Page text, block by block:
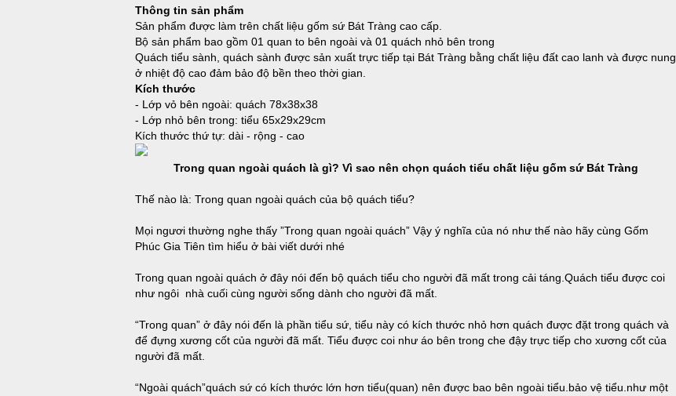
Thông tin sản phẩm
Sản phẩm được làm trên chất liệu gốm sứ Bát Tràng cao cấp.
Bộ sản phẩm bao gồm 01 quan to bên ngoài và 01 quách nhỏ bên trong
Quách tiểu sành, quách sành được sản xuất trực tiếp tại Bát Tràng bằng chất liệu đất cao lanh và được nung
ở nhiệt độ cao đảm bảo độ bền theo thời gian.
Kích thước
- Lớp vỏ bên ngoài: quách 78x38x38
- Lớp nhỏ bên trong: tiểu 65x29x29cm
Kích thước thứ tự: dài - rộng - cao
Trong quan ngoài quách là gì? Vì sao nên chọn quách tiểu chất liệu gốm sứ Bát Tràng
Thế nào là: Trong quan ngoài quách của bộ quách tiểu?
Mọi ngươi thường nghe thấy ”Trong quan ngoài quách” Vậy ý nghĩa của nó như thế nào hãy cùng Gốm
Phúc Gia Tiên tìm hiểu ở bài viết dưới nhé
Trong quan ngoài quách ở đây nói đến bộ quách tiểu cho người đã mất trong cải táng.Quách tiểu được coi
như ngôi nhà cuối cùng người sống dành cho người đã mất.
“Trong quan” ở đây nói đến là phần tiểu sứ, tiểu này có kích thước nhỏ hơn quách được đặt trong quách và
để đựng xương cốt của người đã mất. Tiểu được coi như áo bên trong che đậy trực tiếp cho xương cốt của
người đã mất.
“Ngoài quách”quách sứ có kích thước lớn hơn tiểu(quan) nên được bao bên ngoài tiểu.bảo vệ tiểu.như một